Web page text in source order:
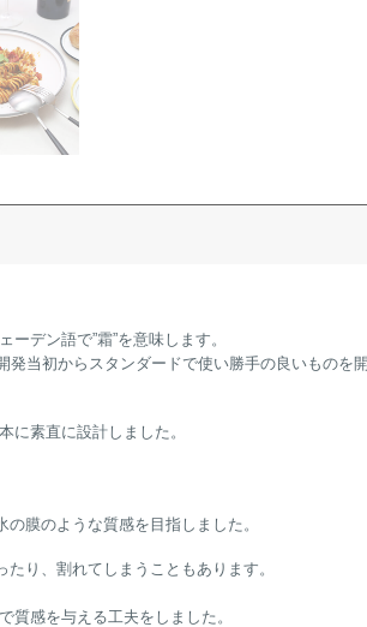
デン語で”霜”を意味します。
当初からスタンダードで使い勝手の良いものを
に素直に設計しました。
膜のような質感を目指しました。
り、割れてしまうこともあります。
感を与える工夫をしました。